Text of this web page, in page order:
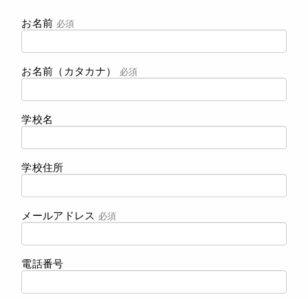
お名前 必須
お名前（カタカナ） 必須
学校名
学校住所
メールアドレス 必須
電話番号